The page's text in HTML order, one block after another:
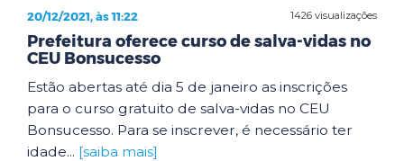
1426 visualizações
20/12/2021, às 11:22
Prefeitura oferece curso de salva-vidas no
CEU Bonsucesso
Estão abertas até dia 5 de janeiro as inscrições
para o curso gratuito de salva-vidas no CEU
Bonsucesso. Para se inscrever, é necessário ter
idade... [saiba mais]